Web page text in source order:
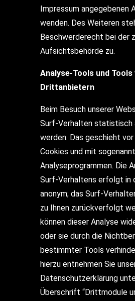
Impressum angegebenen
wenden. Des Weiteren
Beschwerderecht bei der
Aufsichtsbehörde zu.
Analyse-Tools und Tools
Drittanbietern
Beim Besuch unserer
Surf-Verhalten statistisch
werden. Das geschieht
Cookies und mit
Analyseprogrammen. Die
Surf-Verhaltens erfolgt in
anonym; das Surf-
zu Ihnen zurückverfolgt
können dieser Analyse
oder sie durch die
bestimmter Tools
hierzu entnehmen Sie
Datenschutzerklärung
Überschrift “Drittmodule